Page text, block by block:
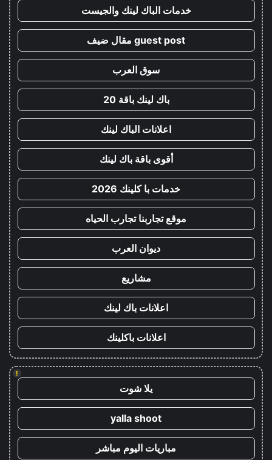
خدمات الباك لينك والجيست
guest post مقال ضيف
سوق العرب
باك لينك باقة 20
اعلانات الباك لينك
أقوى باقة باك لينك
خدمات با كلينك 2026
موقع تجاربنا تجارب الحياه
ديوان العرب
مشاريع
اعلانات باك لينك
اعلانات باكلينك
!
يلا شوت
yalla shoot
مباريات اليوم مباشر